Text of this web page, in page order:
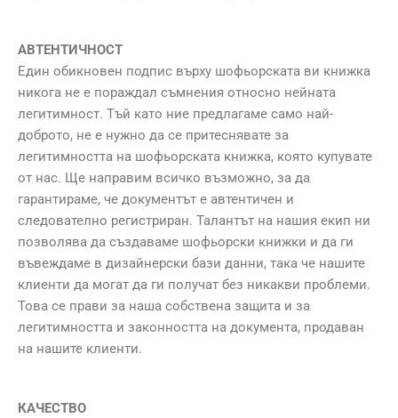
АВТЕНТИЧНОСТ
Един обикновен подпис върху шофьорската ви книжка
никога не е пораждал съмнения относно нейната
легитимност. Тъй като ние предлагаме само най-
доброто, не е нужно да се притеснявате за
легитимността на шофьорската книжка, която купувате
от нас. Ще направим всичко възможно, за да
гарантираме, че документът е автентичен и
следователно регистриран. Талантът на нашия екип ни
позволява да създаваме шофьорски книжки и да ги
въвеждаме в дизайнерски бази данни, така че нашите
клиенти да могат да ги получат без никакви проблеми.
Това се прави за наша собствена защита и за
легитимността и законността на документа, продаван
на нашите клиенти.
КАЧЕСТВО